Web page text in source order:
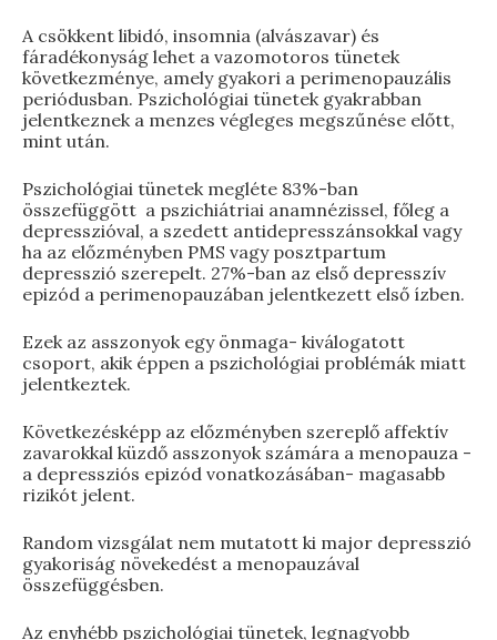
A csökkent libidó, insomnia (alvászavar) és
fáradékonyság lehet a vazomotoros tünetek
következménye, amely gyakori a perimenopauzális
periódusban. Pszichológiai tünetek gyakrabban
jelentkeznek a menzes végleges megszűnése előtt,
mint után.
Pszichológiai tünetek megléte 83%-ban
összefüggött a pszichiátriai anamnézissel, főleg a
depresszióval, a szedett antidepresszánsokkal vagy
ha az előzményben PMS vagy posztpartum
depresszió szerepelt. 27%-ban az első depresszív
epizód a perimenopauzában jelentkezett első ízben.
Ezek az asszonyok egy önmaga- kiválogatott
csoport, akik éppen a pszichológiai problémák miatt
jelentkeztek.
Következésképp az előzményben szereplő affektív
zavarokkal küzdő asszonyok számára a menopauza -
a depressziós epizód vonatkozásában- magasabb
rizikót jelent.
Random vizsgálat nem mutatott ki major depresszió
gyakoriság növekedést a menopauzával
összefüggésben.
Az enyhébb pszichológiai tünetek, legnagyobb